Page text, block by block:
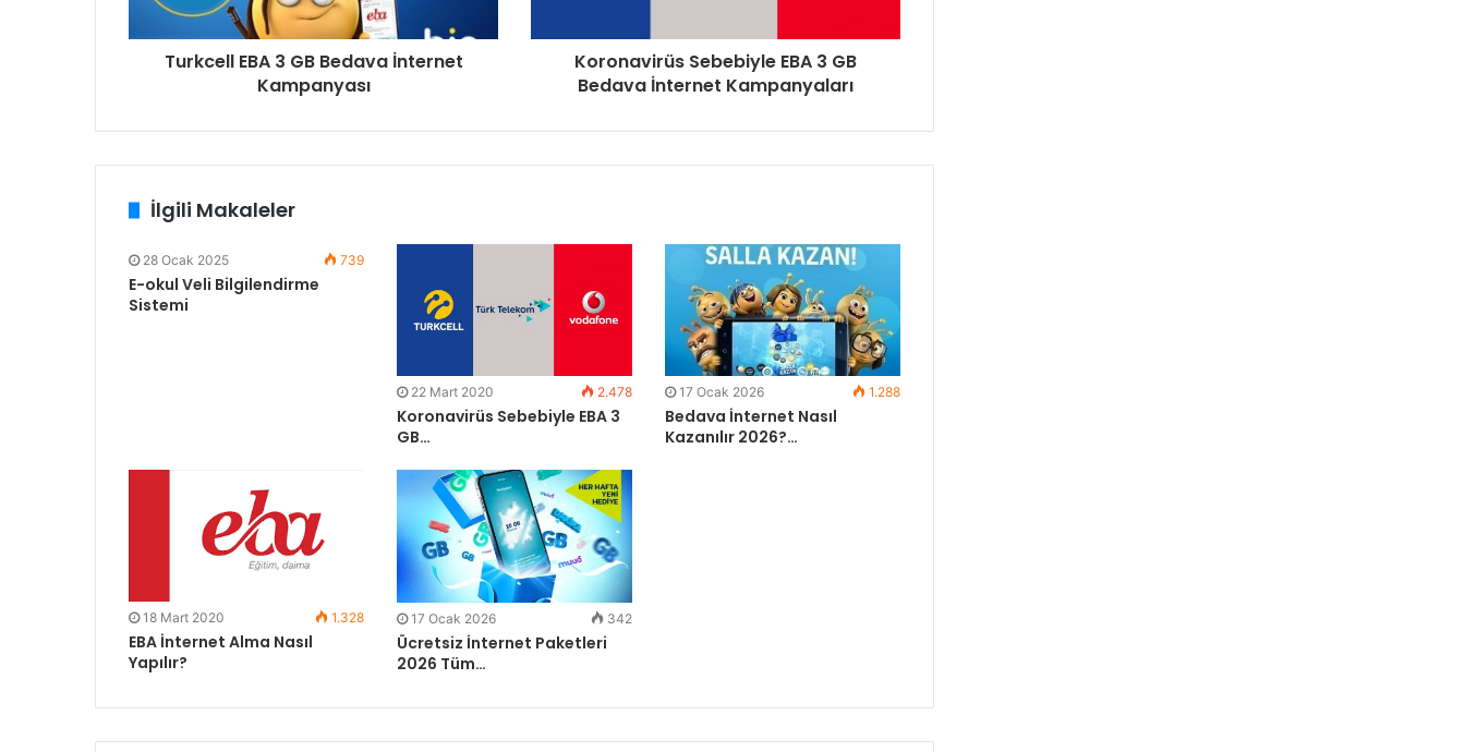
Turkcell EBA 3 GB Bedava İnternet
Kampanyası
Koronavirüs Sebebiyle EBA 3 GB
Bedava İnternet Kampanyaları
İlgili Makaleler
28 Ocak 2025 739
E-okul Veli Bilgilendirme
Sistemi
22 Mart 2020 2.478
Koronavirüs Sebebiyle EBA 3
GB…
17 Ocak 2026 1.288
Bedava İnternet Nasıl
Kazanılır 2026?…
18 Mart 2020 1.328
EBA İnternet Alma Nasıl
Yapılır?
17 Ocak 2026 342
Ücretsiz İnternet Paketleri
2026 Tüm…